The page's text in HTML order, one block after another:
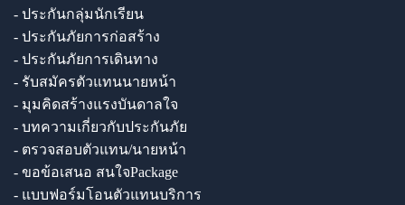
- ประกันกลุ่มนักเรียน
- ประกันภัยการก่อสร้าง
- ประกันภัยการเดินทาง
- รับสมัครตัวแทนนายหน้า
- มุมคิดสร้างแรงบันดาลใจ
- บทความเกี่ยวกับประกันภัย
- ตรวจสอบตัวแทน/นายหน้า
- ขอข้อเสนอ สนใจPackage
- แบบฟอร์มโอนตัวแทนบริการ